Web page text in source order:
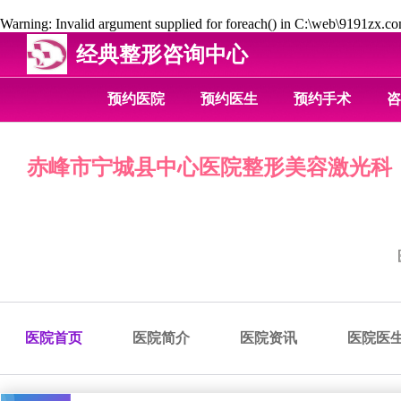
Warning: Invalid argument supplied for foreach() in
经典整形咨询中心
预约医院 预约医生 预约手术
赤峰市宁城县中心医院整形美容激光科
医院首页 医院简介 医院资讯 医院医